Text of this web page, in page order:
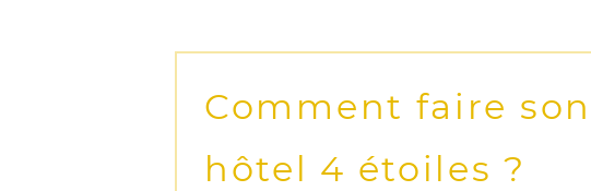
Comment faire
hôtel 4 étoiles ?